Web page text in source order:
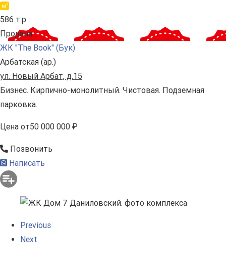
586 т.р.
Продана
ЖК "The Book" (Бук)
Арбатская (ар.)
ул. Новый Арбат, д.15
Бизнес. Кирпично-монолитный. Чистовая. Подземная
парковка.
Цена от50 000 000 ₽
Позвонить
Написать
Previous
Next